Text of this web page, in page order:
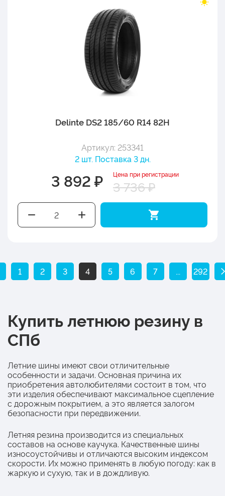
Delinte DS2 185/60 R14 82H
Артикул: 253341
2 шт. Поставка 3 дн.
3 892 ₽ Цена при регистрации
3 736 ₽
1 2 3 4 5 6 7 ... 292
Купить летнюю резину в
СПб
Летние шины имеют свои отличительные
особенности и задачи. Основная причина их
приобретения автолюбителями состоит в том, что
эти изделия обеспечивают максимальное сцепление
с дорожным покрытием, а это является залогом
безопасности при передвижении.
Летняя резина производится из специальных
составов на основе каучука. Качественные шины
износоустойчивы и отличаются высоким индексом
скорости. Их можно применять в любую погоду: как в
жаркую и сухую, так и в дождливую.